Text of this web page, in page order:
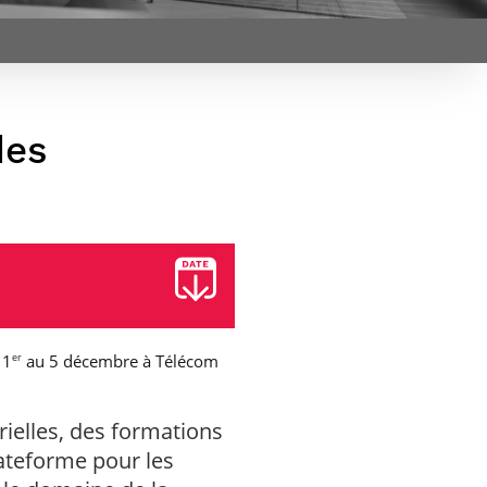
Focus
et d’emplois
technologiques et
er au 5 décembre à Télécom
des formations
pour les